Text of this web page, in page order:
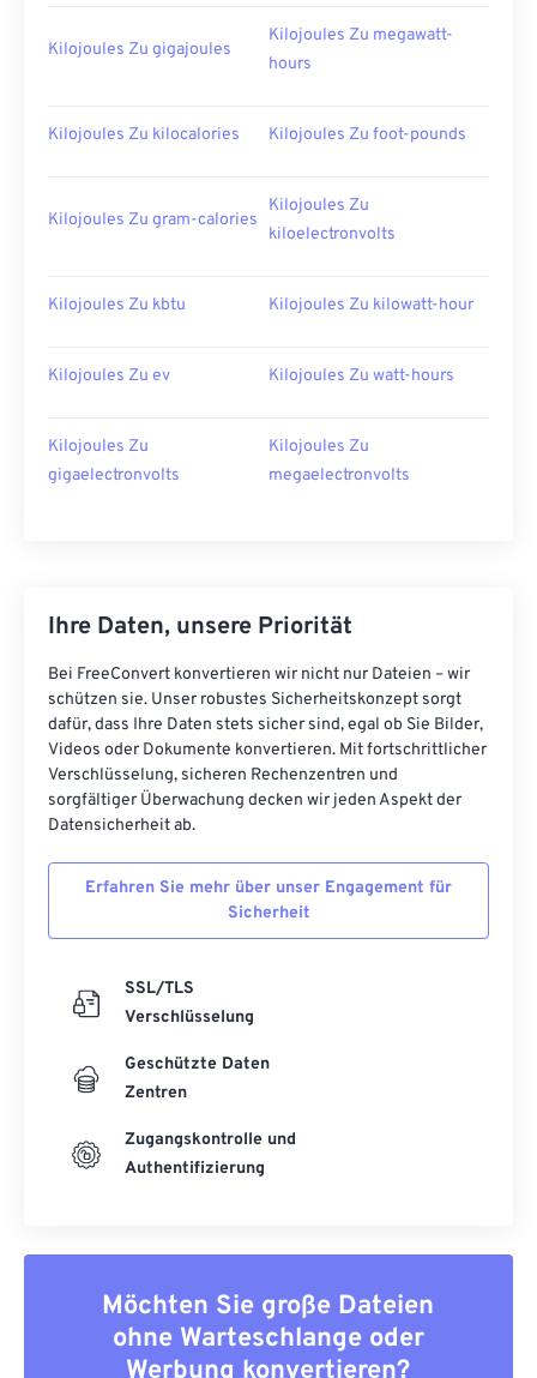
Kilojoules Zu gigajoules
Kilojoules Zu megawatt-
hours
Kilojoules Zu kilocalories Kilojoules Zu foot-pounds
Kilojoules Zu gram-calories
Kilojoules Zu
kiloelectronvolts
Kilojoules Zu kbtu Kilojoules Zu kilowatt-hour
Kilojoules Zu ev Kilojoules Zu watt-hours
Kilojoules Zu
gigaelectronvolts
Kilojoules Zu
megaelectronvolts
Ihre Daten, unsere Priorität
Bei FreeConvert konvertieren wir nicht nur Dateien – wir
schützen sie. Unser robustes Sicherheitskonzept sorgt
dafür, dass Ihre Daten stets sicher sind, egal ob Sie Bilder,
Videos oder Dokumente konvertieren. Mit fortschrittlicher
Verschlüsselung, sicheren Rechenzentren und
sorgfältiger Überwachung decken wir jeden Aspekt der
Datensicherheit ab.
Erfahren Sie mehr über unser Engagement für
Sicherheit
SSL/TLS
Verschlüsselung
Geschützte Daten
Zentren
Zugangskontrolle und
Authentifizierung
Möchten Sie große Dateien
ohne Warteschlange oder
Werbung konvertieren?